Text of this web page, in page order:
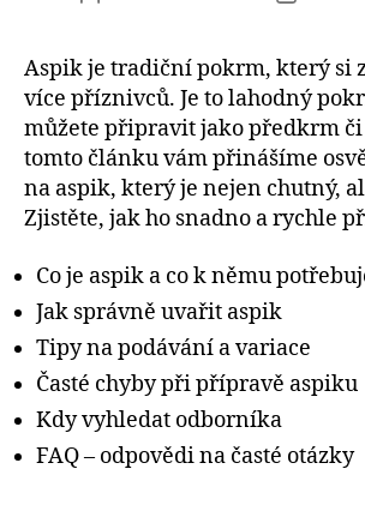
Aspik je tradiční pokrm, který si
více příznivců. Je to lahodný
můžete připravit jako předkrm
tomto článku vám přinášíme
na aspik, který je nejen chutný,
Zjistěte, jak ho snadno a rychle
Co je aspik a co k němu
Jak správně uvařit aspik
Tipy na podávání a variace
Časté chyby při přípravě aspiku
Kdy vyhledat odborníka
FAQ – odpovědi na časté otázky